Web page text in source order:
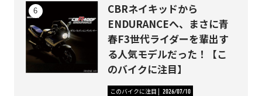
CBRネイキッドから
ENDURANCEへ、まさに青
春F3世代ライダーを輩出す
る人気モデルだった！【こ
のバイクに注目】
このバイクに注目 2026/07/10